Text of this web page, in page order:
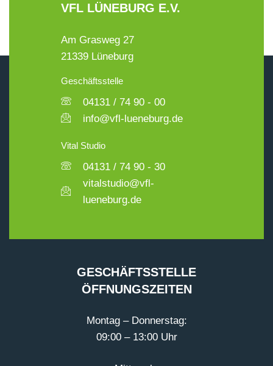
VFL LÜNEBURG E.V.
Am Grasweg 27
21339 Lüneburg
Geschäftsstelle
04131 / 74 90 - 00
info@vfl-lueneburg.de
Vital Studio
04131 / 74 90 - 30
vitalstudio@vfl-
lueneburg.de
GESCHÄFTSSTELLE
ÖFFNUNGSZEITEN
Montag – Donnerstag:
09:00 – 13:00 Uhr